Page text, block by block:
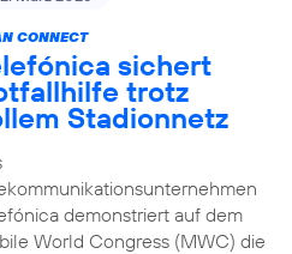
CONNECT
sichert
trotz
Stadionnetz
demonstriert auf dem
World Congress (MWC) die